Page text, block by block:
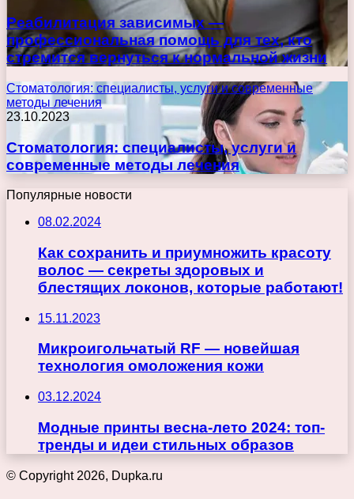
Реабилитация зависимых —
профессиональная помощь для тех, кто
стремится вернуться к нормальной жизни
Стоматология: специалисты, услуги и современные
методы лечения
23.10.2023
Стоматология: специалисты, услуги и
современные методы лечения
Популярные новости
08.02.2024
Как сохранить и приумножить красоту
волос — секреты здоровых и
блестящих локонов, которые работают!
15.11.2023
Микроигольчатый RF — новейшая
технология омоложения кожи
03.12.2024
Модные принты весна-лето 2024: топ-
тренды и идеи стильных образов
© Copyright 2026, Dupka.ru